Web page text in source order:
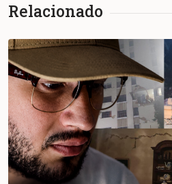
Relacionado